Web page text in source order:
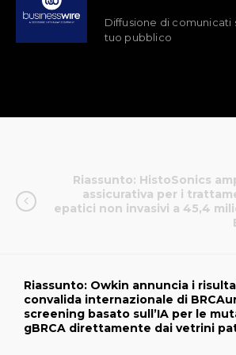
Diffusione di comunicati
tuo pubblico
Riassunto: HistoSonics
assicurativa per i
epatici non invasivi a 45,4
Riassunto: Owkin annuncia i
convalida internazionale di
screening basato sull’IA per le
gBRCA direttamente dai vetrini